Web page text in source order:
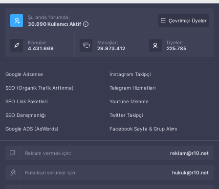
Şu anda forumda:
30.690 Kullanıcı Aktif
Çevrimiçi Üyeler
Konular:
4.431.669
Mesajlar:
29.973.412
Üyeler:
225.785
Google Adsense
SEO (Organik Trafik Arttırma)
SEO Link Paketleri
SEO Danışmanlığı
Google ADS (AdWords)
İnstagram Takipçi
Telegram Hizmetleri
Youtube İzlenme
Twitter Takipçi
Facebook Sayfa & Grup Alımı
Reklam vermek için: reklam@r10.net
Hukuksal sorunlar için: hukuk@r10.net